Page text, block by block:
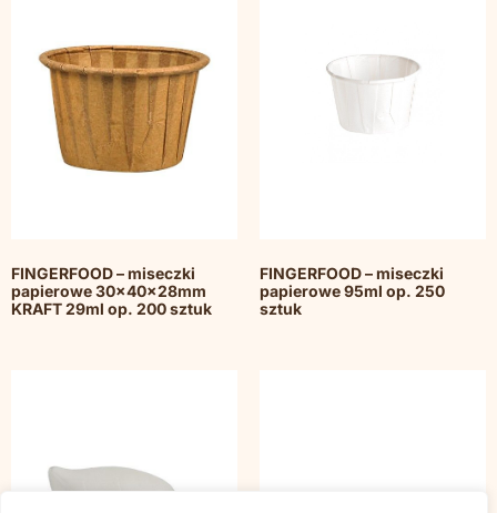
FINGERFOOD – miseczki
papierowe 30x40x28mm
KRAFT 29ml op. 200 sztuk
FINGERFOOD – miseczki
papierowe 95ml op. 250
sztuk